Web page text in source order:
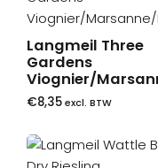
Langmeil Three
Gardens
Viognier/
€8,35 excl. BTW